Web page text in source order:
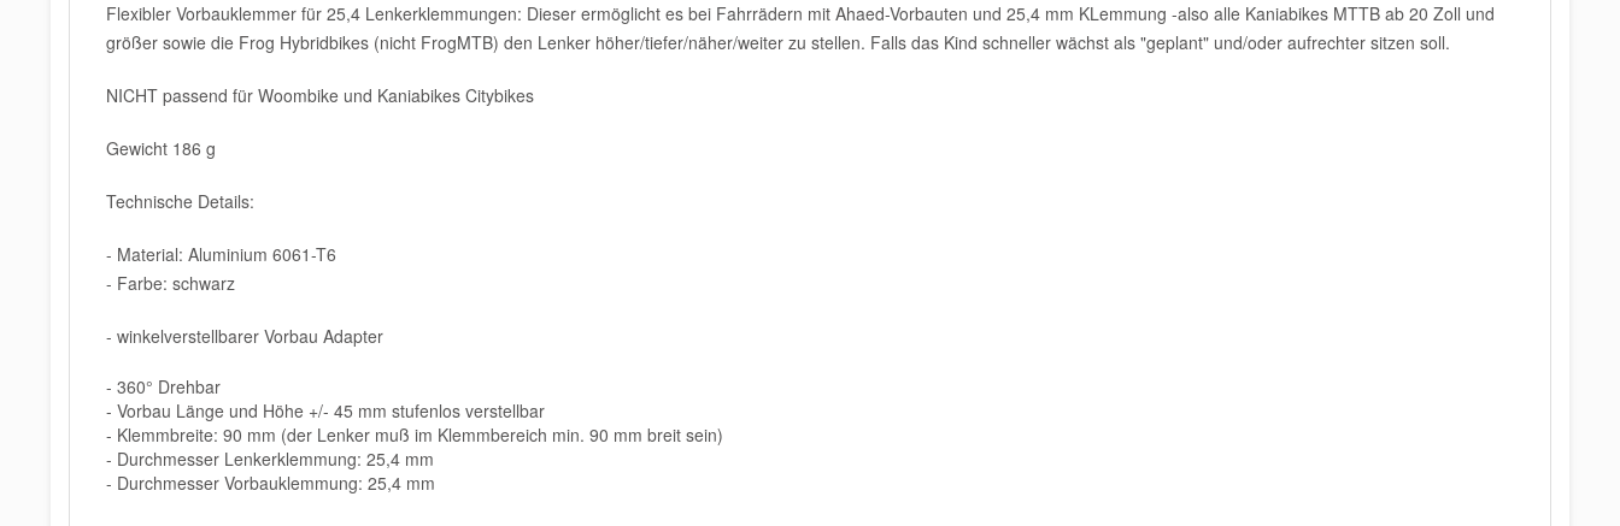
Flexibler Vorbauklemmer für 25,4 Lenkerklemmungen: Dieser ermöglicht es bei Fahrrädern mit Ahaed-Vorbauten und 25,4 mm KLemmung -also alle Kaniabikes MTTB ab 20 Zoll und
größer sowie die Frog Hybridbikes (nicht FrogMTB) den Lenker höher/tiefer/näher/weiter zu stellen. Falls das Kind schneller wächst als "geplant" und/oder aufrechter sitzen soll.
NICHT passend für Woombike und Kaniabikes Citybikes
Gewicht 186 g
Technische Details:
- Material: Aluminium 6061-T6
- Farbe: schwarz
- winkelverstellbarer Vorbau Adapter
- 360° Drehbar
- Vorbau Länge und Höhe +/- 45 mm stufenlos verstellbar
- Klemmbreite: 90 mm (der Lenker muß im Klemmbereich min. 90 mm breit sein)
- Durchmesser Lenkerklemmung: 25,4 mm
- Durchmesser Vorbauklemmung: 25,4 mm